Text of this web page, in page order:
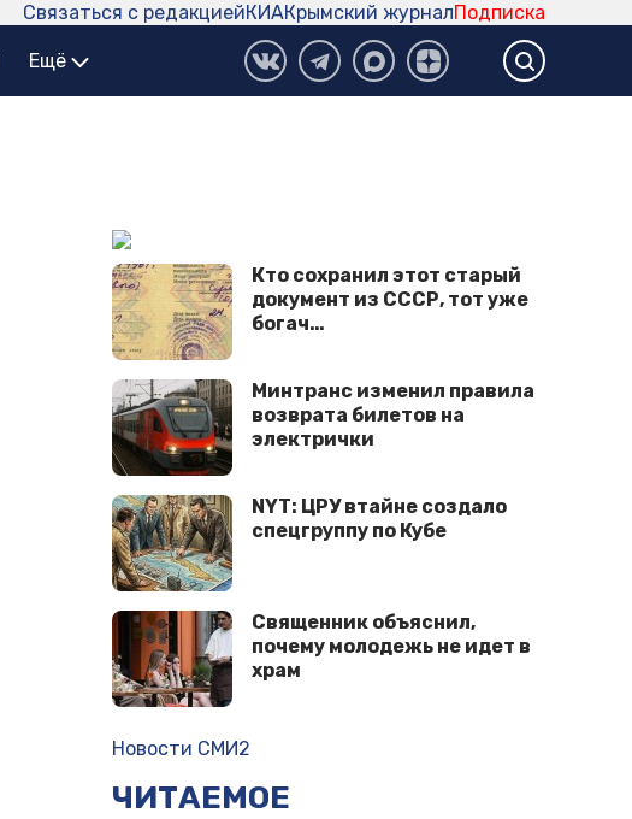
Подписка
Крымский журнал
КИА
Связаться с редакцией
Ещё
Кто сохранил этот старый
документ из СССР, тот уже
богач…
Минтранс изменил правила
возврата билетов на
электрички
NYT: ЦРУ втайне создало
спецгруппу по Кубе
Cвященник объяснил,
почему молодежь не идет в
храм
Новости СМИ2
ЧИТАЕМОЕ